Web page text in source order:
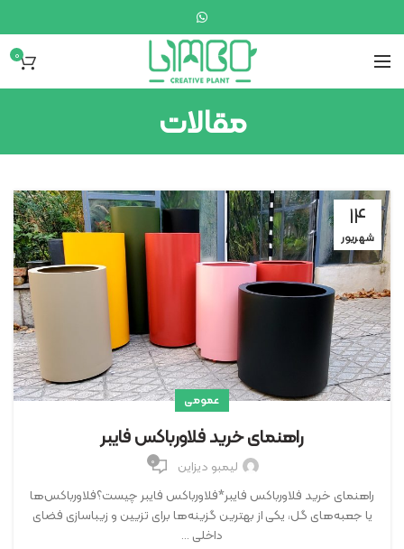
0
مقالات
۱۴
شهریور
عمومی
راهنمای خرید فلاورباکس فایبر
لیمبو دیزاین ۰
راهنمای خرید فلاورباکس فایبر*فلاورباکس فایبر چیست؟فلاورباکس‌ها
یا جعبه‌های گل، یکی از بهترین گزینه‌ها برای تزیین و زیباسازی فضای
داخلی ...